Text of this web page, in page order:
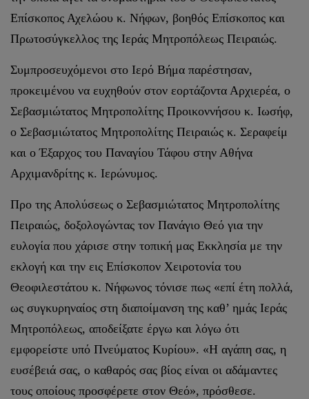
Επίσκοπος Αχελώου κ. Νήφων, βοηθός Επίσκοπος και
Πρωτοσύγκελλος της Ιεράς Μητροπόλεως Πειραιώς.
Συμπροσευχόμενοι στο Ιερό Βήμα παρέστησαν,
προκειμένου να ευχηθούν στον εορτάζοντα Αρχιερέα, ο
Σεβασμιώτατος Μητροπολίτης Προικοννήσου κ. Ιωσήφ,
ο Σεβασμιώτατος Μητροπολίτης Πειραιώς κ. Σεραφείμ
και ο Έξαρχος του Παναγίου Τάφου στην Αθήνα
Αρχιμανδρίτης κ. Ιερώνυμος.
Προ της Απολύσεως ο Σεβασμιώτατος Μητροπολίτης
Πειραιώς, δοξολογώντας τον Πανάγιο Θεό για την
ευλογία που χάρισε στην τοπική μας Εκκλησία με την
εκλογή και την εις Επίσκοπον Χειροτονία του
Θεοφιλεστάτου κ. Νήφωνος τόνισε πως «επί έτη πολλά,
ως συγκυρηναίος στη διαποίμανση της καθ’ ημάς Ιεράς
Μητροπόλεως, αποδείξατε έργω και λόγω ότι
εμφορείστε υπό Πνεύματος Κυρίου». «Η αγάπη σας, η
ευσέβειά σας, ο καθαρός σας βίος είναι οι αδάμαντες
τους οποίους προσφέρετε στον Θεό», πρόσθεσε.